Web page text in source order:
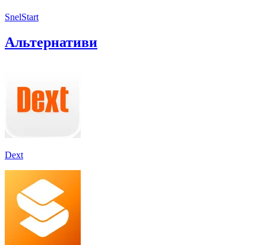
SnelStart
Альтернативи
Dext